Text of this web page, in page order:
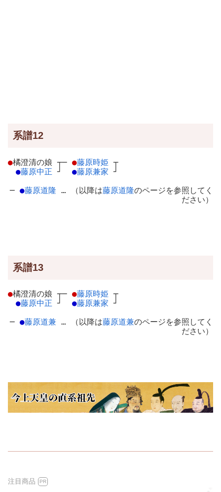
系譜12
●橘澄清の娘 ┬
●藤原中正 ┘
─ ●藤原時姫 ┬
●藤原兼家 ┘
─ ●藤原道隆 … （以降は藤原道隆のページを参照してく
ださい）
系譜13
●橘澄清の娘 ┬
●藤原中正 ┘
─ ●藤原時姫 ┬
●藤原兼家 ┘
─ ●藤原道兼 … （以降は藤原道兼のページを参照してく
ださい）
注目商品 PR